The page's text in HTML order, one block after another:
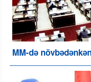
MM-də